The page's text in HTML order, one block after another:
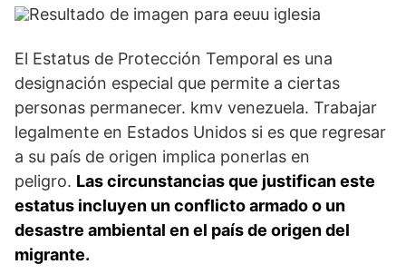
El Estatus de Protección Temporal es una
designación especial que permite a ciertas
personas permanecer. kmv venezuela. Trabajar
legalmente en Estados Unidos si es que regresar
a su país de origen implica ponerlas en
peligro. Las circunstancias que justifican este
estatus incluyen un conflicto armado o un
desastre ambiental en el país de origen del
migrante.